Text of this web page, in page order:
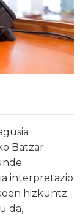
Batzar
interpretazio
hizkuntz
da,